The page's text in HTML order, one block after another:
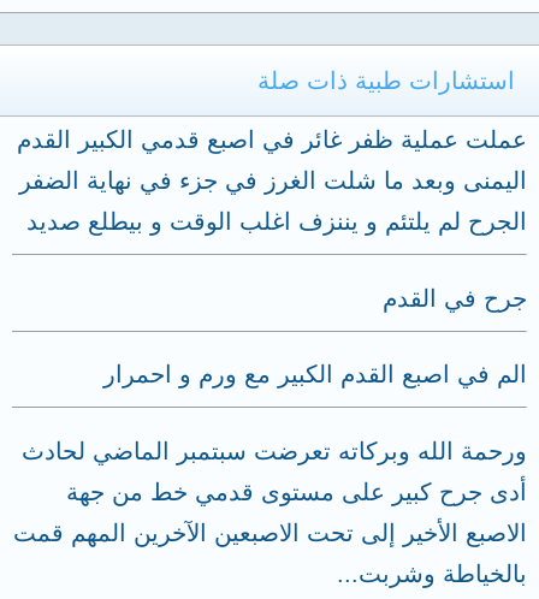
استشارات طبية ذات صلة
عملت عملية ظفر غائر في اصبع قدمي الكبير القدم
اليمنى وبعد ما شلت الغرز في جزء في نهاية الضفر
الجرح لم يلتئم و يننزف اغلب الوقت و بيطلع صديد
جرح في القدم
الم في اصبع القدم الكبير مع ورم و احمرار
ورحمة الله وبركاته تعرضت سبتمبر الماضي لحادث
أدى جرح كبير على مستوى قدمي خط من جهة
الاصبع الأخير إلى تحت الاصبعين الآخرين المهم قمت
بالخياطة وشربت...